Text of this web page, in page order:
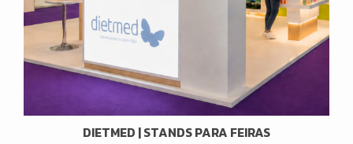
DIETMED | STANDS PARA FEIRAS